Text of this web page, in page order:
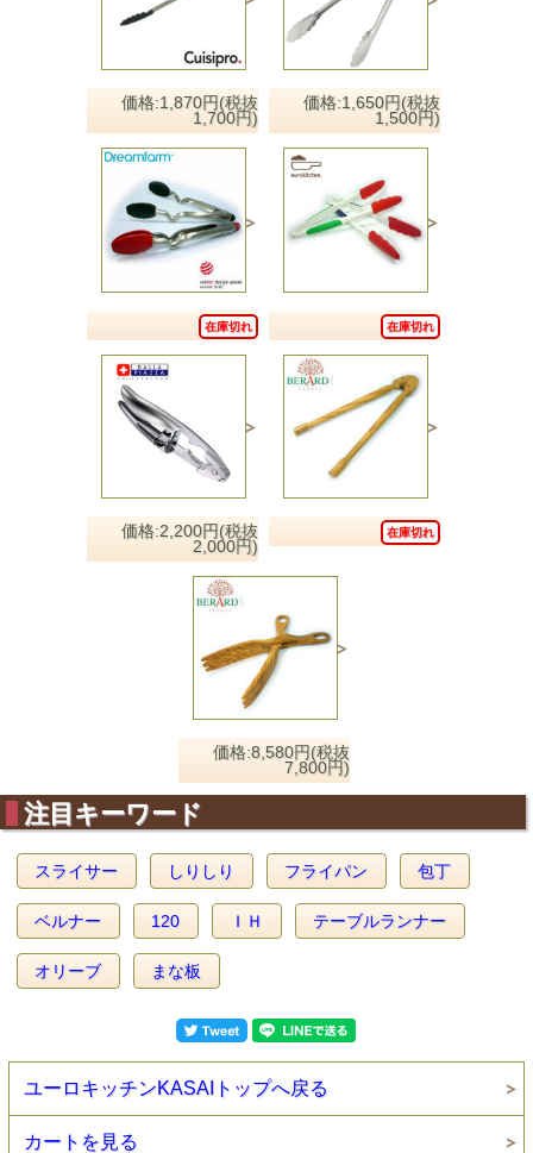
価格:1,870円(税抜
1,700円)
価格:1,650円(税抜
1,500円)
在庫切れ 在庫切れ
価格:2,200円(税抜
2,000円)
在庫切れ
価格:8,580円(税抜
7,800円)
注目キーワード
スライサー しりしり フライパン 包丁
ベルナー 120 ＩＨ テーブルランナー
オリーブ まな板
ユーロキッチンKASAIトップへ戻る
カートを見る